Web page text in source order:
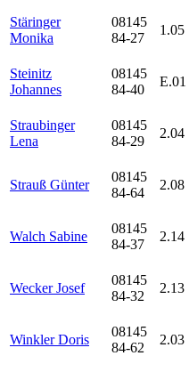
Stäringer
Monika
08145
84-27
1.05
Steinitz
Johannes
08145
84-40
E.01
Straubinger
Lena
08145
84-29
2.04
Strauß Günter
08145
84-64
2.08
Walch Sabine
08145
84-37
2.14
Wecker Josef
08145
84-32
2.13
Winkler Doris
08145
84-62
2.03